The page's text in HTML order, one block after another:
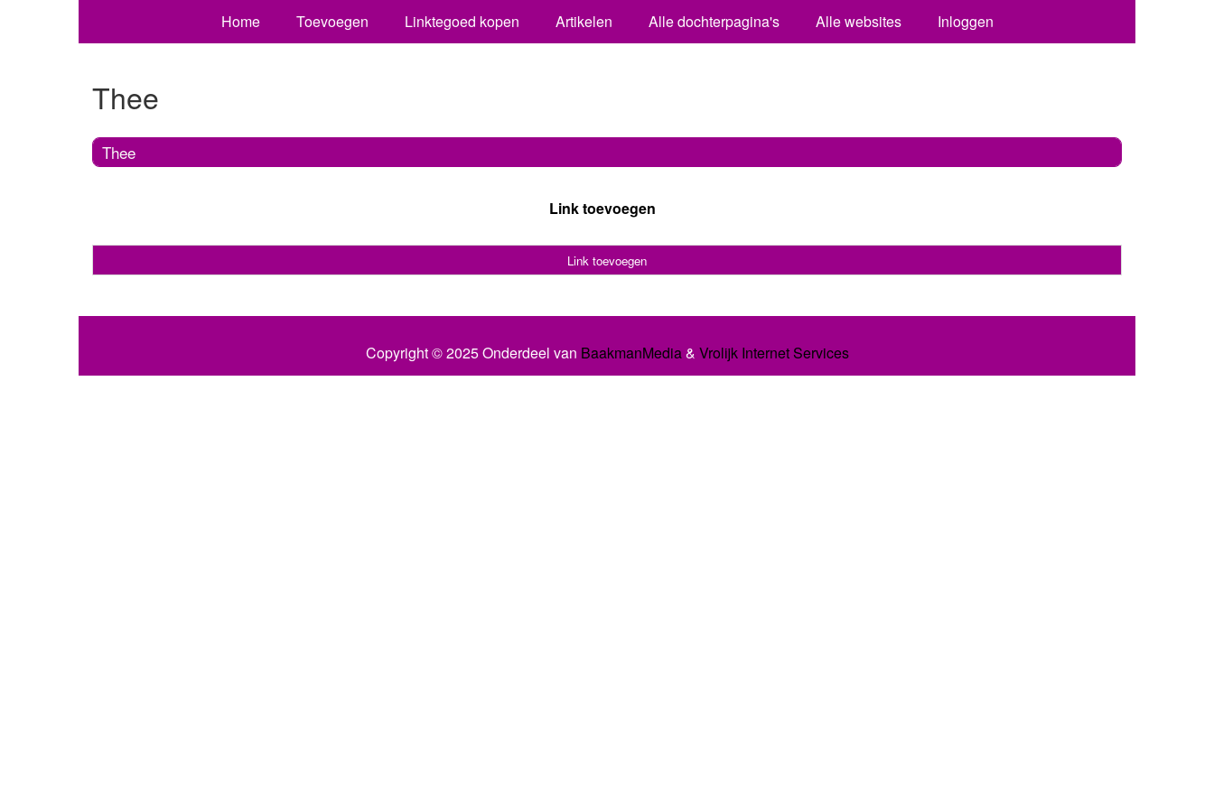
Home Toevoegen Linktegoed kopen Artikelen Alle dochterpagina's Alle websites Inloggen
Thee
Thee
Link toevoegen
Link toevoegen
Copyright © 2025 Onderdeel van BaakmanMedia& Vrolijk Internet Services